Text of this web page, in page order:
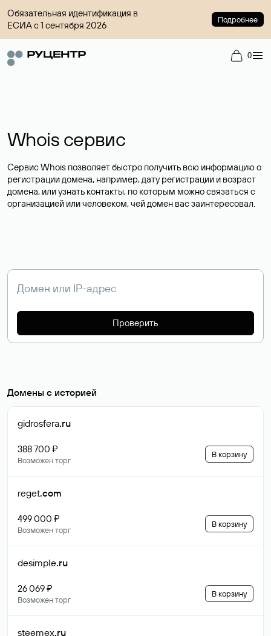
Обязательная идентификация в
ЕСИА с 1 сентября 2026
Подробнее
0
Whois сервис
Сервис Whois позволяет быстро получить всю информацию о
регистрации домена, например, дату регистрации и возраст
домена, или узнать контакты, по которым можно связаться с
организацией или человеком, чей домен вас заинтересовал.
Проверить
Домены с историей
gidrosfera.ru
388 700 ₽
Возможен торг
В корзину
reget.com
499 000 ₽
Возможен торг
В корзину
desimple.ru
26 069 ₽
Возможен торг
В корзину
steemex.ru